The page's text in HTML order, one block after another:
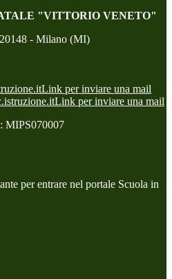
"VITTORIO VENETO"
- Milano (MI)
Link per inviare una mail
Link per inviare una mail
MIPS070007
per entrare nel portale Scuola in